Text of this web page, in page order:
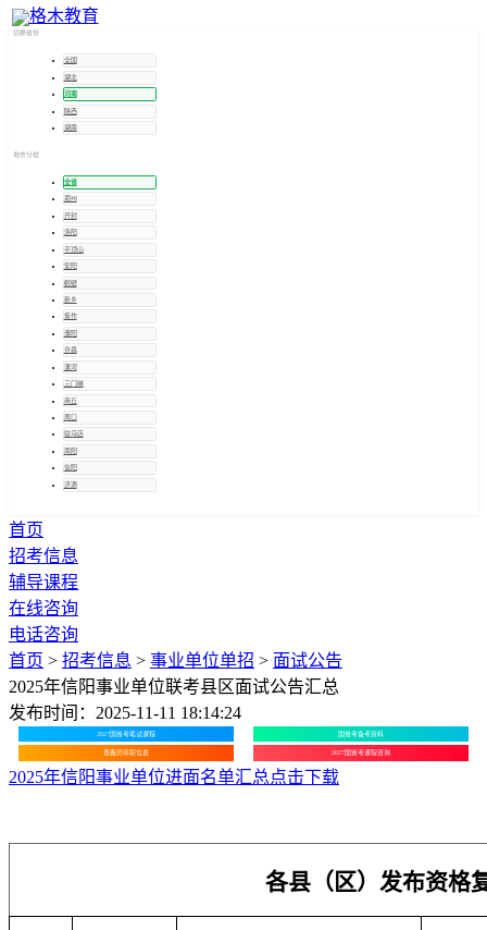
切换省份
全国
湖北
河南
陕西
湖南
地市分校
全省
郑州
开封
洛阳
平顶山
安阳
鹤壁
新乡
焦作
濮阳
许昌
漯河
三门峡
商丘
周口
驻马店
南阳
信阳
济源
首页
招考信息
辅导课程
在线咨询
电话咨询
首页 > 招考信息 > 事业单位单招 > 面试公告
2025年信阳事业单位联考县区面试公告汇总
发布时间：2025-11-11 18:14:24
2027国省考笔试课程 国省考备考资料
查看历年职位表 2027国省考课程咨询
2025年信阳事业单位进面名单汇总点击下载
各县（区）发布资格